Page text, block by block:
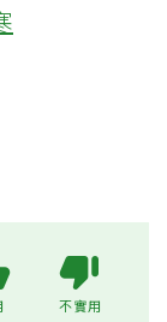
不實用